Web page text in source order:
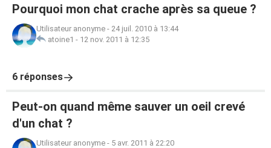
Pourquoi mon chat crache après sa queue ?
Utilisateur anonyme - 24 juil. 2010 à 13:44
atoine1 - 12 nov. 2011 à 12:35
6 réponses
Peut-on quand même sauver un oeil crevé
d'un chat ?
Utilisateur anonyme - 5 avr. 2011 à 22:20